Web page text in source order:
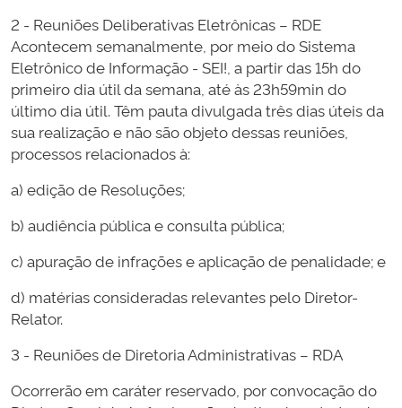
2 - Reuniões Deliberativas Eletrônicas – RDE
Acontecem semanalmente, por meio do Sistema
Eletrônico de Informação - SEI!, a partir das 15h do
primeiro dia útil da semana, até às 23h59min do
último dia útil. Têm pauta divulgada três dias úteis da
sua realização e não são objeto dessas reuniões,
processos relacionados à:
a) edição de Resoluções;
b) audiência pública e consulta pública;
c) apuração de infrações e aplicação de penalidade; e
d) matérias consideradas relevantes pelo Diretor-
Relator.
3 - Reuniões de Diretoria Administrativas – RDA
Ocorrerão em caráter reservado, por convocação do